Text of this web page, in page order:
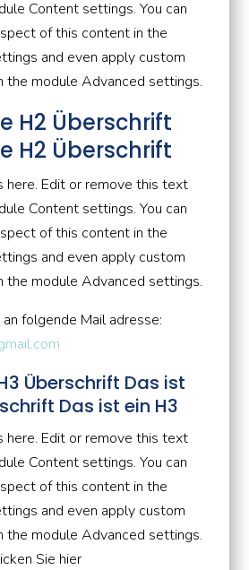
Content settings. You can
of this content in the
and even apply custom
the module Advanced settings.
H2 Überschrift
H2 Überschrift
here. Edit or remove this text
Content settings. You can
of this content in the
and even apply custom
the module Advanced settings.
folgende Mail adresse:
Überschrift Das ist
Das ist ein H3
here. Edit or remove this text
Content settings. You can
of this content in the
and even apply custom
the module Advanced settings.
Sie hier